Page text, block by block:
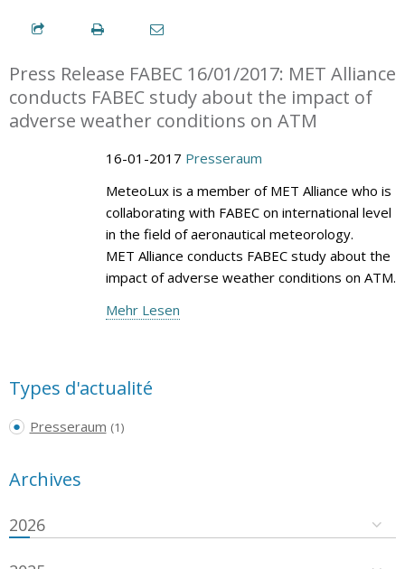
Press Release FABEC 16/01/2017: MET Alliance
conducts FABEC study about the impact of
adverse weather conditions on ATM
16-01-2017 Presseraum
MeteoLux is a member of MET Alliance who is
collaborating with FABEC on international level
in the field of aeronautical meteorology.
MET Alliance conducts FABEC study about the
impact of adverse weather conditions on ATM.
Mehr Lesen
Types d'actualité
Presseraum (1)
Archives
2026